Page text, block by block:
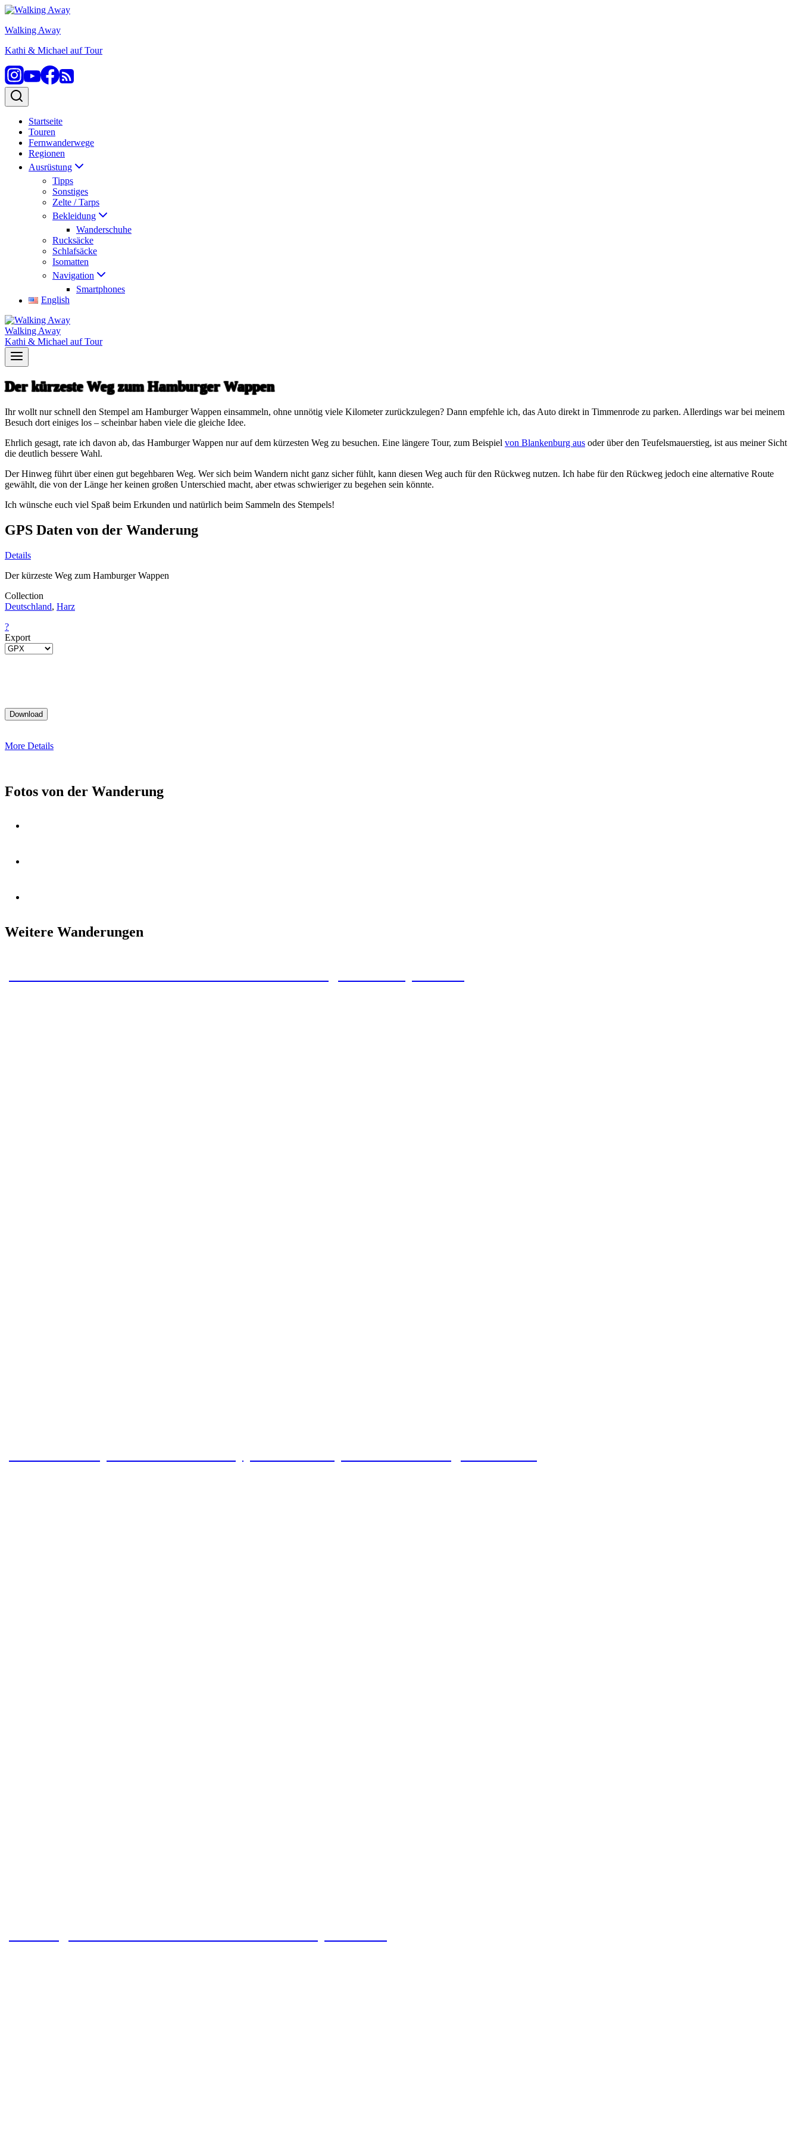
Zum
springen
Walking Away
Kathi & Michael auf Tour
Startseite
Touren
Fernwanderwege
Regionen
Ausrüstung
Tipps
Sonstiges
Zelte / Tarps
Bekleidung
Wanderschuhe
Rucksäcke
Schlafsäcke
Isomatten
Navigation
Smartphones
English
Walking Away
Kathi & Michael auf Tour
Der kürzeste Weg zum Hamburger Wappen
Ihr wollt nur schnell den Stempel am Hamburger Wappen einsammeln, ohne unnötig viele Kilometer zurückzulegen? Dann empfehle ich, das Auto direkt in Timmenrode zu parken. Allerdings war bei meinem
Besuch dort einiges los – scheinbar haben viele die gleiche Idee.
Ehrlich gesagt, rate ich davon ab, das Hamburger Wappen nur auf dem kürzesten Weg zu besuchen. Eine längere Tour, zum Beispiel von Blankenburg aus oder über den Teufelsmauerstieg, ist aus meiner Sicht
die deutlich bessere Wahl.
Der Hinweg führt über einen gut begehbaren Weg. Wer sich beim Wandern nicht ganz sicher fühlt, kann diesen Weg auch für den Rückweg nutzen. Ich habe für den Rückweg jedoch eine alternative Route
gewählt, die von der Länge her keinen großen Unterschied macht, aber etwas schwieriger zu begehen sein könnte.
Ich wünsche euch viel Spaß beim Erkunden und natürlich beim Sammeln des Stempels!
GPS Daten von der Wanderung
Details
Der kürzeste Weg zum Hamburger Wappen
Collection
Deutschland, Harz
?
Export
More Details
Fotos von der Wanderung
Weitere Wanderungen